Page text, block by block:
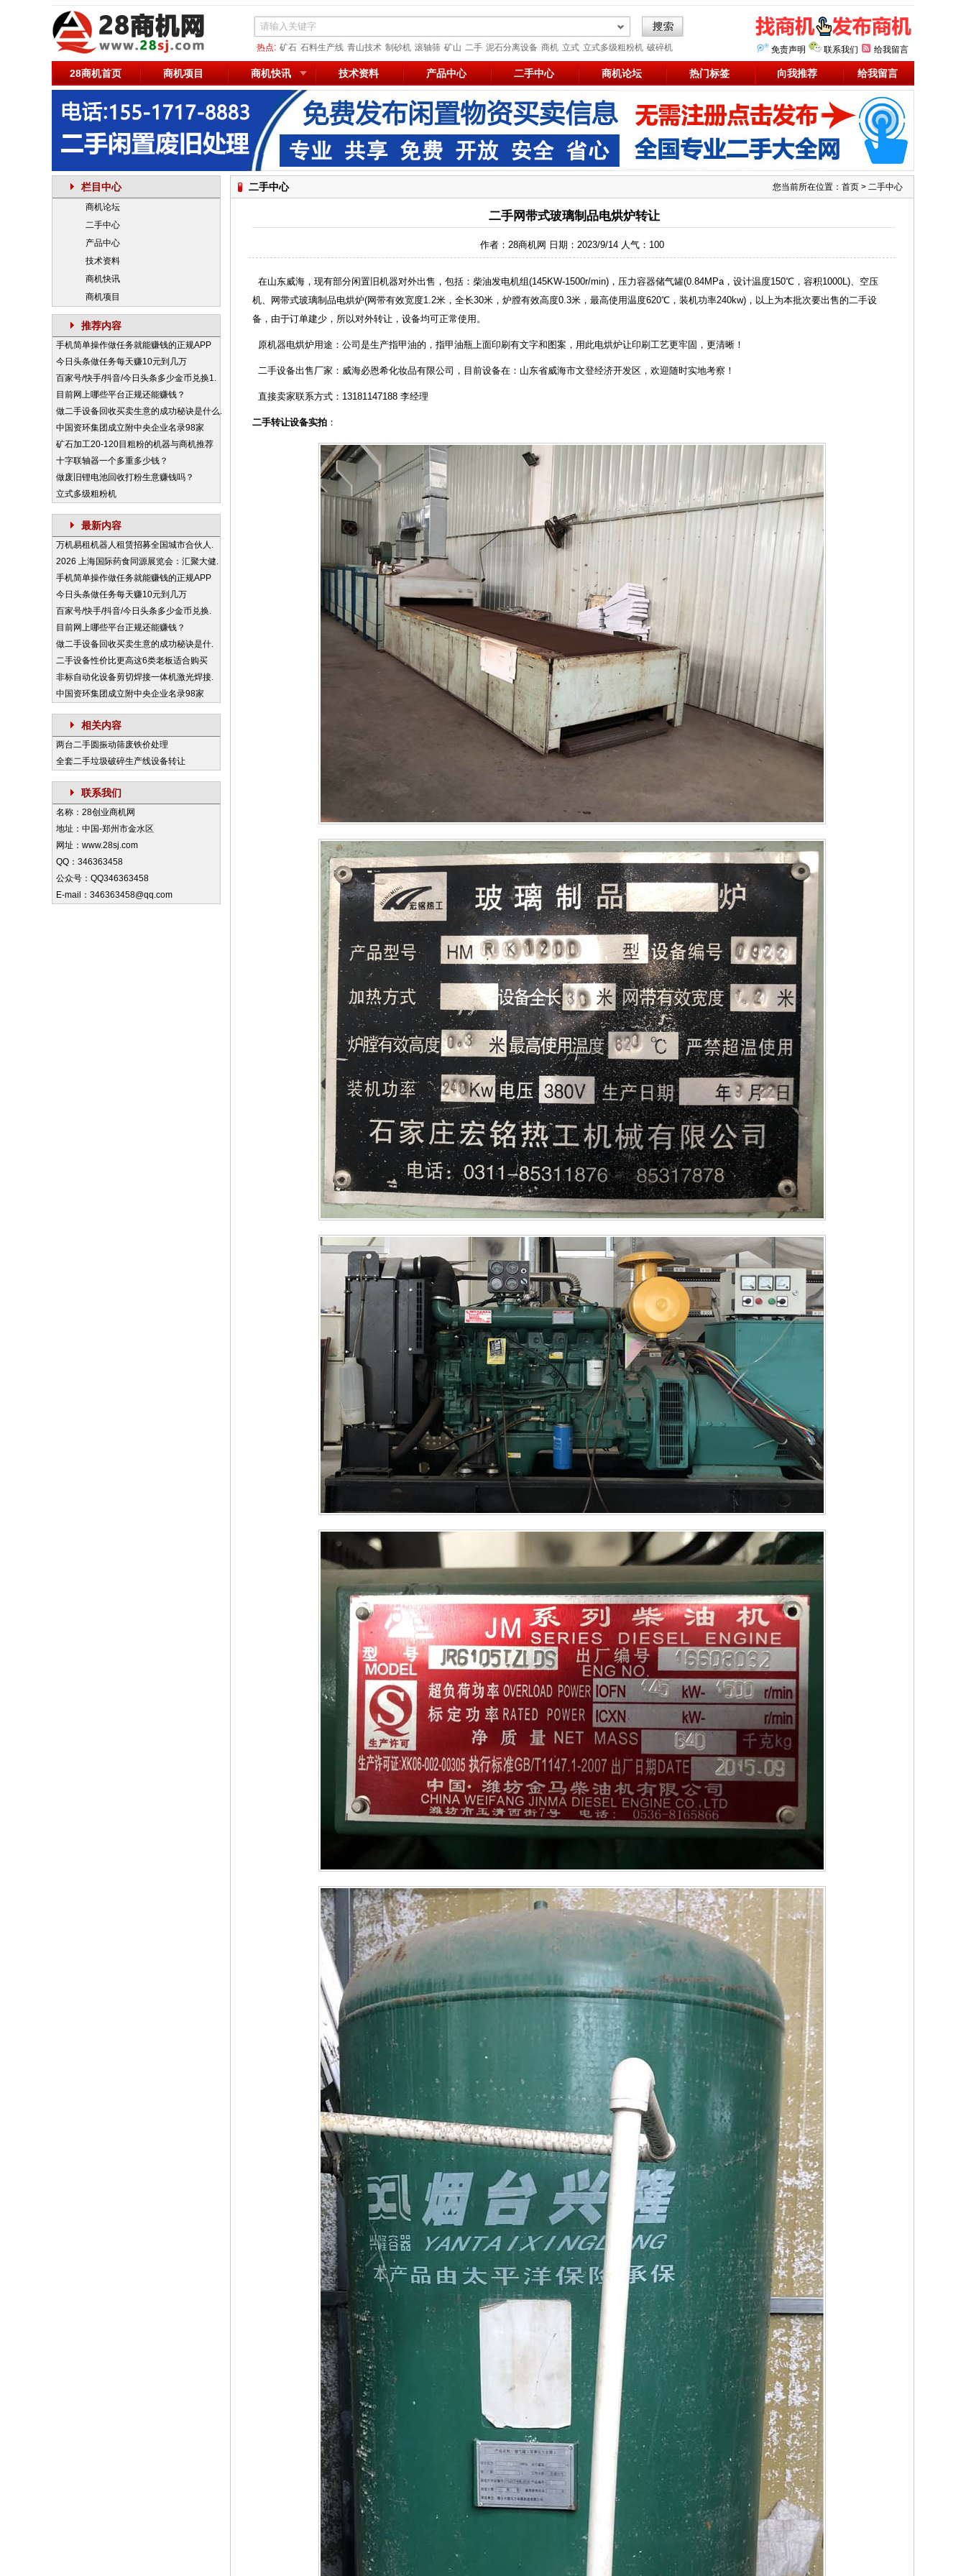
热点: 矿石 石料生产线 青山技术 制砂机 滚轴筛 矿山 二手 泥石分离设备 商机 立式 立式多级粗粉机 破碎机 免责声明 联系我们 给我留言
28商机首页 商机项目 商机快讯 技术资料 产品中心 二手中心 商机论坛 热门标签 向我推荐 给我留言
栏目中心
商机论坛
二手中心
产品中心
技术资料
商机快讯
商机项目
推荐内容
手机简单操作做任务就能赚钱的正规APP
今日头条做任务每天赚10元到几万
百家号/快手/抖音/今日头条多少金币兑换1.
目前网上哪些平台正规还能赚钱？
做二手设备回收买卖生意的成功秘诀是什么.
中国资环集团成立附中央企业名录98家
矿石加工20-120目粗粉的机器与商机推荐
十字联轴器一个多重多少钱？
做废旧锂电池回收打粉生意赚钱吗？
立式多级粗粉机
最新内容
万机易租机器人租赁招募全国城市合伙人.
2026 上海国际药食同源展览会：汇聚大健.
手机简单操作做任务就能赚钱的正规APP
今日头条做任务每天赚10元到几万
百家号/快手/抖音/今日头条多少金币兑换.
目前网上哪些平台正规还能赚钱？
做二手设备回收买卖生意的成功秘诀是什.
二手设备性价比更高这6类老板适合购买
非标自动化设备剪切焊接一体机激光焊接.
中国资环集团成立附中央企业名录98家
相关内容
两台二手圆振动筛废铁价处理
全套二手垃圾破碎生产线设备转让
联系我们
名称：28创业商机网
地址：中国-郑州市金水区
网址：www.28sj.com
QQ：346363458
公众号：QQ346363458
E-mail：346363458@qq.com
二手中心 您当前所在位置： 首页 > 二手中心
二手网带式玻璃制品电烘炉转让
作者：28商机网 日期：2023/9/14 人气： 100
在山东威海，现有部分闲置旧机器对外出售，包括：柴油发电机组(145KW-1500r/min)，压力容器储气罐(0.84MPa，设计温度150℃，容积1000L)、空压
机、网带式玻璃制品电烘炉(网带有效宽度1.2米，全长30米，炉膛有效高度0.3米，最高使用温度620℃，装机功率240kw)，以上为本批次要出售的二手设
备 ，由于订单建少，所以对外转让，设备均可正常使用。
原机器电烘炉用途：公司是生产指甲油的，指甲油瓶上面印刷有文字和图案，用此电烘炉让印刷工艺更牢固，更清晰！
二手设备出售厂家：威海必恩希化妆品有限公司，目前设备在：山东省威海市文登经济开发区，欢迎随时实地考察！
直接卖家联系方式：13181147188 李经理
二手转让设备实拍 ：